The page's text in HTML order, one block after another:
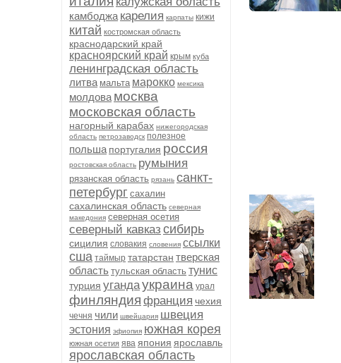
камбоджа карелия карпаты кижи
китай костромская область
краснодарский край
красноярский край крым куба
ленинградская область
литва мальта марокко мексика
молдова москва
московская область
нагорный карабах нижегородская
область петрозаводск полезное
польша португалия россия
ростовская область румыния
рязанская область рязань санкт-
петербург сахалин
сахалинская область северная
македония северная осетия
северный кавказ сибирь
сицилия словакия словения ссылки
сша таймыр татарстан тверская
область тульская область тунис
турция угандаукраина урал
финляндия франция чехия
чечня чили швейцария швеция
эстония эфиопия южная корея
южная осетия ява япония ярославль
ярославская область